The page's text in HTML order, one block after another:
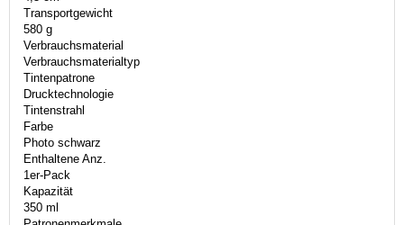
Transportgewicht
580 g
Verbrauchsmaterial
Verbrauchsmaterialtyp
Tintenpatrone
Drucktechnologie
Tintenstrahl
Farbe
Photo schwarz
Enthaltene Anz.
1er-Pack
Kapazität
350 ml